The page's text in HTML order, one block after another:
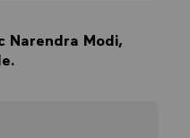
Narendra Modi,